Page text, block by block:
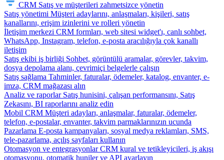
CRM Satış ve müşterileri zahmetsizce yönetin
Satış yönetimi Müşteri adaylarını, anlaşmaları, kişileri, satış
kanallarını, erişim izinlerini ve rolleri yönetin
İletişim merkezi CRM formları, web sitesi widget'ı, canlı sohbet,
WhatsApp, Instagram, telefon, e-posta aracılığıyla çok kanallı
iletişim
Satış ekibi iş birliği Sohbet, görüntülü aramalar, görevler, takvim,
dosya depolama alanı, çevrimiçi belgelerle çalışın
Satış sağlama Tahminler, faturalar, ödemeler, katalog, envanter, e-
imza, CRM mağazası alın
Analiz ve raporlar Satış hunisini, çalışan performansını, Satış
Zekasını, BI raporlarını analiz edin
Mobil CRM Müşteri adayları, anlaşmalar, faturalar, ödemeler,
telefon, e-postalar, envanter, takvim parmaklarınızın ucunda
Pazarlama E-posta kampanyaları, sosyal medya reklamları, SMS,
tele-pazarlama, açılış sayfaları kullanın
Otomasyon ve entegrasyonlar CRM kural ve tetikleyicileri, iş akışı
otomasyonu, otomatik huniler ve API ayarlayın